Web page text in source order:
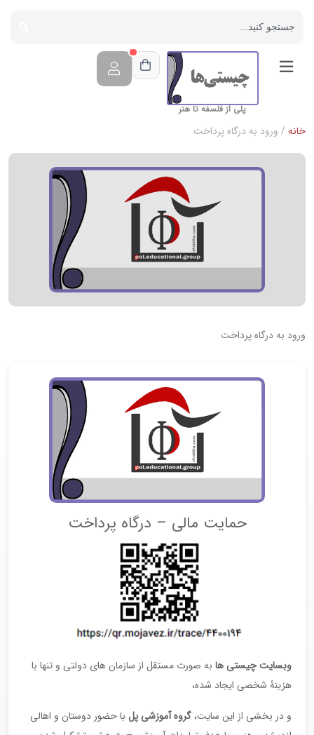
پلی از فلسفه تا هنر
خانه / ورود به درگاه پرداخت
ورود به درگاه پرداخت
حمایت مالی – درگاه پرداخت
وبسایت چیستی ها به صورت مستقل از سازمان های دولتی و تنها با
هزینۀ شخصی ایجاد شده،
و در بخشی از این سایت، گروه آموزشی پل با حضور دوستان و اهالی